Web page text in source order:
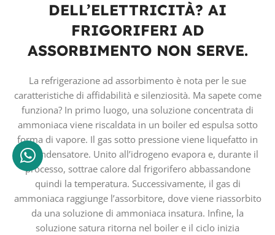
DELL’ELETTRICITÀ? AI
FRIGORIFERI AD
ASSORBIMENTO NON SERVE.
La refrigerazione ad assorbimento è nota per le sue
caratteristiche di affidabilità e silenziosità. Ma sapete come
funziona? In primo luogo, una soluzione concentrata di
ammoniaca viene riscaldata in un boiler ed espulsa sotto
forma di vapore. Il gas sotto pressione viene liquefatto in
un condensatore. Unito all’idrogeno evapora e, durante il
processo, sottrae calore dal frigorifero abbassandone
quindi la temperatura. Successivamente, il gas di
ammoniaca raggiunge l’assorbitore, dove viene riassorbito
da una soluzione di ammoniaca insatura. Infine, la
soluzione satura ritorna nel boiler e il ciclo inizia